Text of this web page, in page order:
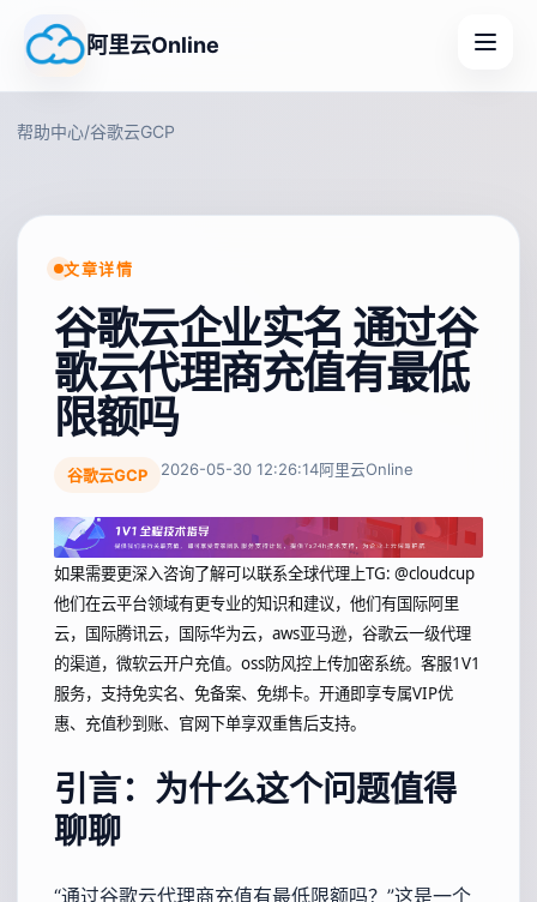
阿里云Online
帮助中心/谷歌云GCP
文章详情
谷歌云企业实名 通过谷
歌云代理商充值有最低
限额吗
谷歌云GCP 2026-05-30 12:26:14阿里云Online
如果需要更深入咨询了解可以联系全球代理上TG: @cloudcup
他们在云平台领域有更专业的知识和建议，他们有国际阿里
云，国际腾讯云，国际华为云，aws亚马逊，谷歌云一级代理
的渠道，微软云开户充值。oss防风控上传加密系统。客服1V1
服务，支持免实名、免备案、免绑卡。开通即享专属VIP优
惠、充值秒到账、官网下单享双重售后支持。
引言：为什么这个问题值得
聊聊
“通过谷歌云代理商充值有最低限额吗？”这是一个